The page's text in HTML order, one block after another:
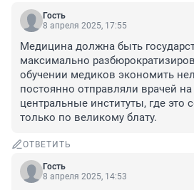
Гость
8 апреля 2025, 17:55
Медицина должна быть
максимально
обучении медиков экономить
постоянно отправляли врачей на
центральные институты, где это
только по великому блату.
ОТВЕТИТЬ
Гость
8 апреля 2025, 14:53